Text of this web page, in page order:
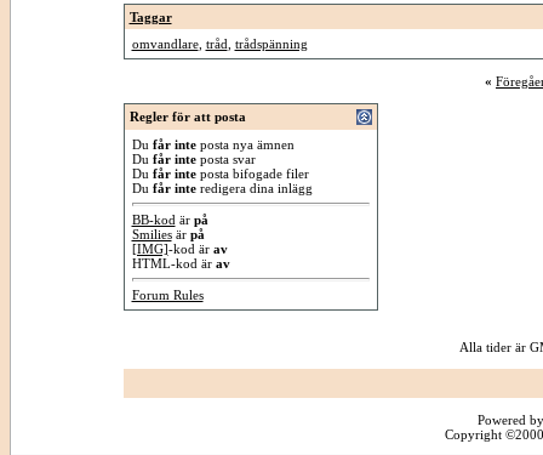
Taggar
omvandlare, tråd trådspänning
«
Regler för att posta
Du får inteposta nya ämnen
Du får inteposta svar
Du får inteposta bifogade filer
Du får interedigera dina inlägg
BB-kod är på
Smiliesär på
[IMG]-kod är av
HTML-kod är av
Forum Rules
Alla tider är
Powered
Copyright